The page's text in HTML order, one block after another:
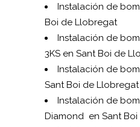
Instalación de
Boi de Llobregat
Instalación de
3KS en Sant Boi de
Instalación de
Sant Boi de Llobregat
Instalación de
Diamond en Sant